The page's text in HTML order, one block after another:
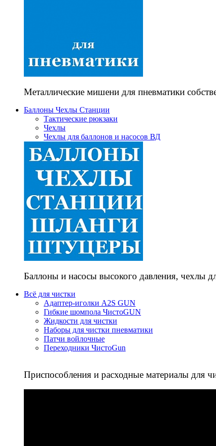
Металлические мишени для пневматики
Баллоны Чехлы Станции
Тактические рюкзаки
Чехлы
Чехлы для баллонов и насосов ВД
Баллоны и насосы высокого давления, чехлы
Всё для чистки
Адаптер-иголки A2S GUN
Гибкие шомпола ЧистоGUN
Жидкости для чистки
Наборы для чистки пневматики
Патчи войлочные
Переходники ЧистоGun
Приспособления и расходные материалы для